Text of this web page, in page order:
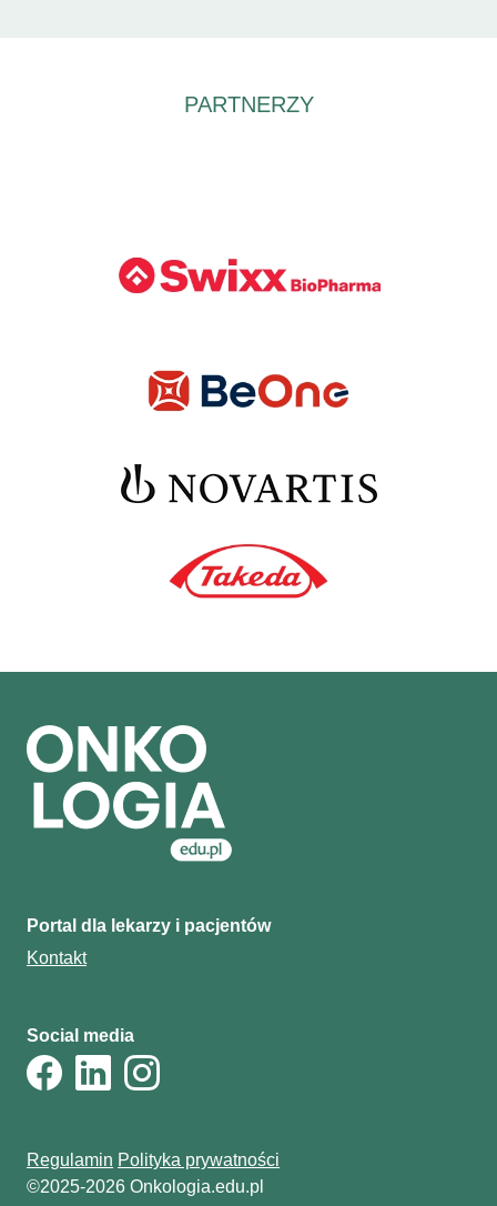
PARTNERZY
Portal dla lekarzy i pacjentów
Kontakt
Social media
Regulamin Polityka prywatności
©2025-2026 Onkologia.edu.pl